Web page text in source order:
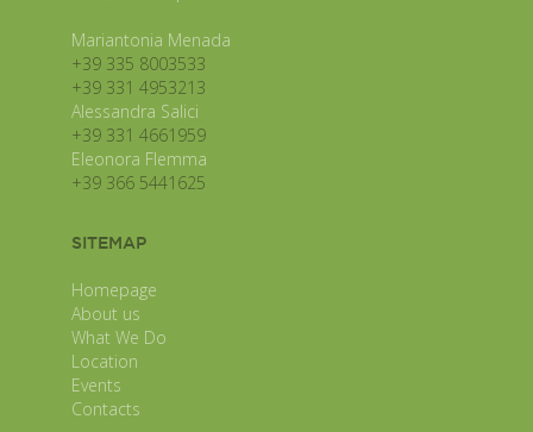
Mariantonia Menada
+39 335 8003533
+39 331 4953213
Alessandra Salici
+39 331 4661959
Eleonora Flemma
+39 366 5441625
SITEMAP
Homepage
About us
What We Do
Location
Events
Contacts